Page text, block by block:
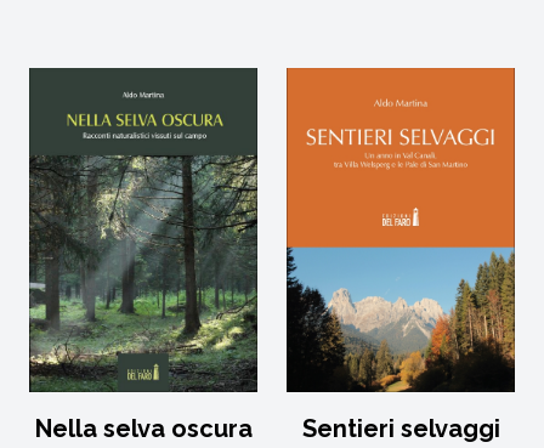
Nella selva oscura Sentieri selvaggi